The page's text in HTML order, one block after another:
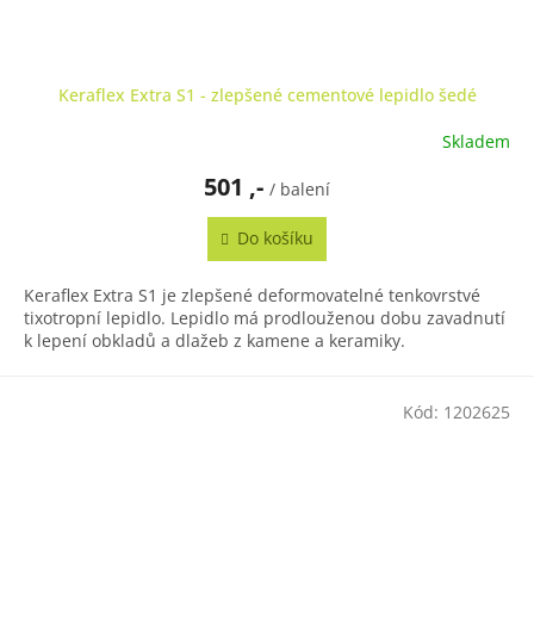
Keraflex Extra S1 - zlepšené cementové lepidlo šedé
Skladem
501 ,- / balení
Do košíku
Keraflex Extra S1 je zlepšené deformovatelné tenkovrstvé
tixotropní lepidlo. Lepidlo má prodlouženou dobu zavadnutí
k lepení obkladů a dlažeb z kamene a keramiky.
Kód: 1202625